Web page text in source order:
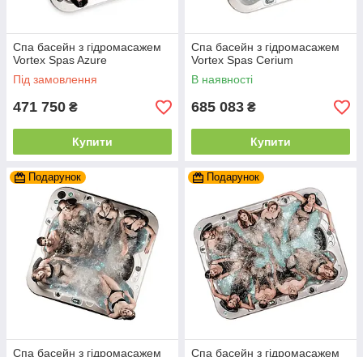
Спа басейн з гідромасажем
Vortex Spas Azure
Під замовлення
471 750 ₴
Купити
Спа басейн з гідромасажем
Vortex Spas Cerium
В наявності
685 083 ₴
Купити
Подарунок
Спа басейн з гідромасажем
Подарунок
Спа басейн з гідромасажем